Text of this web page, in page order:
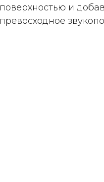
поверхностью и
превосходное